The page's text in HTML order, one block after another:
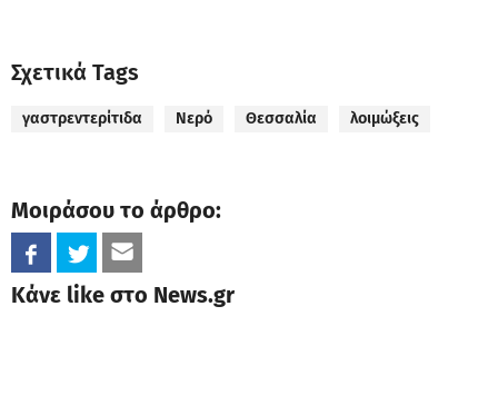
Σχετικά Tags
γαστρεντερίτιδα Νερό Θεσσαλία λοιμώξεις
Μοιράσου το άρθρο:
Κάνε like στο News.gr